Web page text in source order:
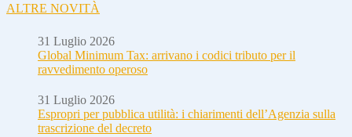
ALTRE NOVITÀ
31 Luglio 2026
Global Minimum Tax: arrivano i codici tributo per il
ravvedimento operoso
31 Luglio 2026
Espropri per pubblica utilità: i chiarimenti dell’Agenzia sulla
trascrizione del decreto